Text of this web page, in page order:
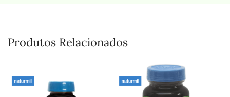
Produtos Relacionados